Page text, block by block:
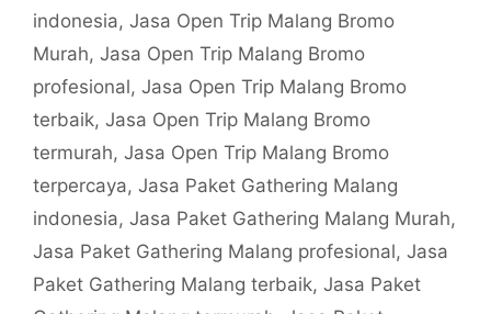
indonesia, Jasa Open Trip Malang Bromo
Murah, Jasa Open Trip Malang Bromo
profesional, Jasa Open Trip Malang Bromo
terbaik, Jasa Open Trip Malang Bromo
termurah, Jasa Open Trip Malang Bromo
terpercaya, Jasa Paket Gathering Malang
indonesia, Jasa Paket Gathering Malang Murah,
Jasa Paket Gathering Malang profesional, Jasa
Paket Gathering Malang terbaik, Jasa Paket